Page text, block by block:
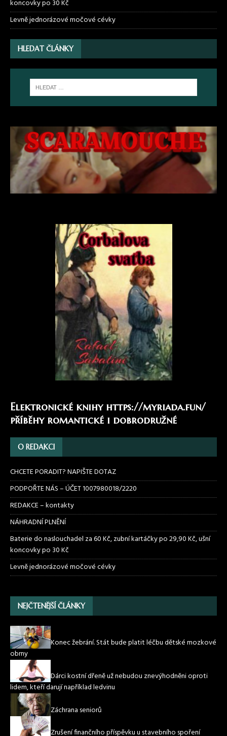
koncovky po 30 Kč
Levně jednorázové močové cévky
HLEDAT ČLÁNKY
Elektronické knihy https://myriada.fun/
příběhy romantické i dobrodružné
O REDAKCI
CHCETE PORADIT? NAPIŠTE DOTAZ
PODPOŘTE NÁS – ÚČET 1007980018/2220
REDAKCE – kontakty
NÁHRADNÍ PLNĚNÍ
Baterie do naslouchadel za 60 Kč, zubní kartáčky po 29,90 Kč, ušní
koncovky po 30 Kč
Levně jednorázové močové cévky
NEJČTENĚJŠÍ ČLÁNKY
Konec žebrání. Stát bude platit léčbu dětské mozkové
obrny
Dárci kostní dřeně už nebudou znevýhodněni oproti
lidem, kteří darují například ledvinu
Záchrana seniorů
Zrušení finančního příspěvku u stavebního spoření